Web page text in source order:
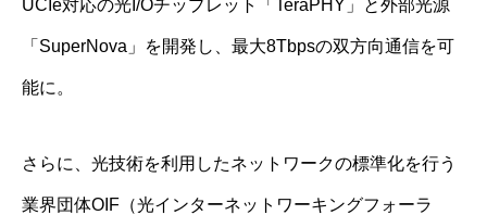
UCIe対応の光I/Oチップレット「TeraPHY」と外部光源
「SuperNova」を開発し、最大8Tbpsの双方向通信を可
能に。
さらに、光技術を利用したネットワークの標準化を行う
業界団体OIF（光インターネットワーキングフォーラ